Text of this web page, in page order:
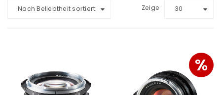
Nach Beliebtheit sortiert Zeige 30
%